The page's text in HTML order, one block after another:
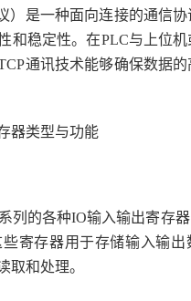
）是一种面向连接的通信
和稳定性。在PLC与上位
通讯技术能够确保数据的
器类型与功能
列的各种IO输入输出寄存器
寄存器用于存储输入输出
取和处理。